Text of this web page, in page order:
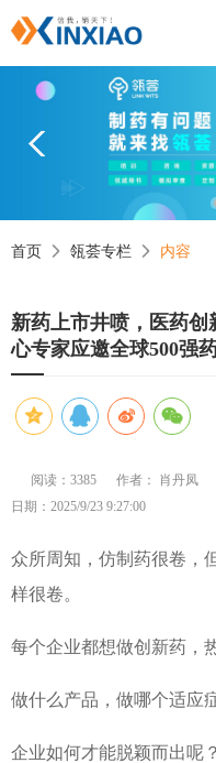
首页 瓴荟专栏 内容
新药上市井喷，医药
心专家应邀全球500强
阅读：3385 作者： 肖丹凤
日期：2025/9/23 9:27:00
众所周知，仿制药很卷，
样很卷。
每个企业都想做创新药，
做什么产品，做哪个适应
企业如何才能脱颖而出呢？